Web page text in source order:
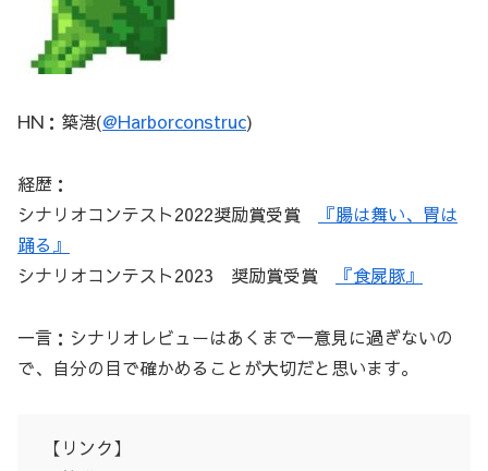
HN：築港(@Harborconstruc)
経歴：
シナリオコンテスト2022奨励賞受賞
『腸は舞い、胃は
踊る』
シナリオコンテスト2023 奨励賞受賞
『食屍豚』
一言：シナリオレビューはあくまで一意見に過ぎないの
で、自分の目で確かめることが大切だと思います。
【リンク】